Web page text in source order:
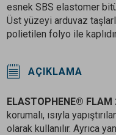
esnek SBS elastomer
Üst yüzeyi arduvaz
polietilen folyo ile
AÇIKLAMA
ELASTOPHENE® FLAM
korumalı, ısıyla
olarak kullanılır. Ayrıca